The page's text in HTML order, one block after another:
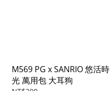
M569 PG x SANRIO 悠活時
光 萬用包 大耳狗